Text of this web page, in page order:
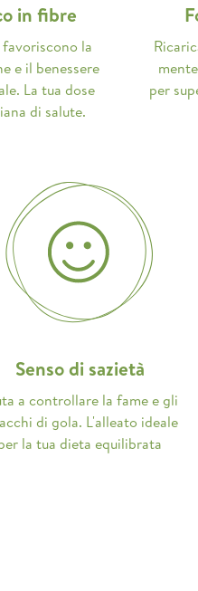
in fibre
la
e il benessere
La tua dose
di salute.
per
Senso di sazietà
a controllare la fame e gli
di gola. L'alleato ideale
la tua dieta equilibrata